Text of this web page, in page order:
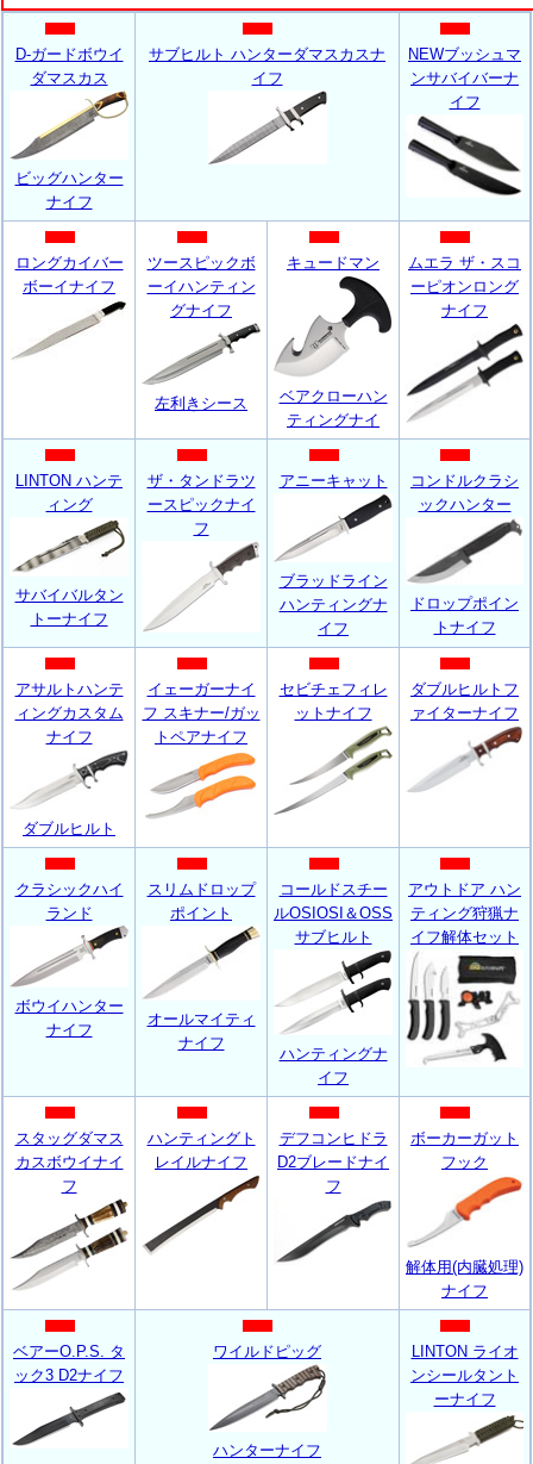
D-ガードボウイ
ダマスカス
ビッグハンター
ナイフ
サブヒルト ハンターダマスカスナ
イフ
NEWブッシュマ
ンサバイバーナ
イフ
ロングカイバー
ボーイナイフ
ツースピックボ
ーイハンティン
グナイフ
左利きシース
キュードマン
ベアクローハン
ティングナイ
ムエラ ザ・スコ
ーピオンロング
ナイフ
LINTON ハンテ
ィング
サバイバルタン
トーナイフ
ザ・タンドラツ
ースピックナイ
フ
アニーキャット
ブラッドライン
ハンティングナ
イフ
コンドルクラシ
ックハンター
ドロップポイン
トナイフ
アサルトハンテ
ィングカスタム
ナイフ
ダブルヒルト
イェーガーナイ
フ スキナー/ガッ
トペアナイフ
セビチェフィレ
ットナイフ
ダブルヒルトフ
ァイターナイフ
クラシックハイ
ランド
ボウイハンター
ナイフ
スリムドロップ
ポイント
オールマイティ
ナイフ
コールドスチー
ルOSIOSI＆OSS
サブヒルト
ハンティングナ
イフ
アウトドア ハン
ティング狩猟ナ
イフ解体セット
スタッグダマス
カスボウイナイ
フ
ハンティングト
レイルナイフ
デフコンヒドラ
D2ブレードナイ
フ
ボーカーガット
フック
解体用(内臓処理)
ナイフ
ベアーO.P.S. タ
ック3 D2ナイフ
ワイルドピッグ
ハンターナイフ
LINTON ライオ
ンシールタント
ーナイフ